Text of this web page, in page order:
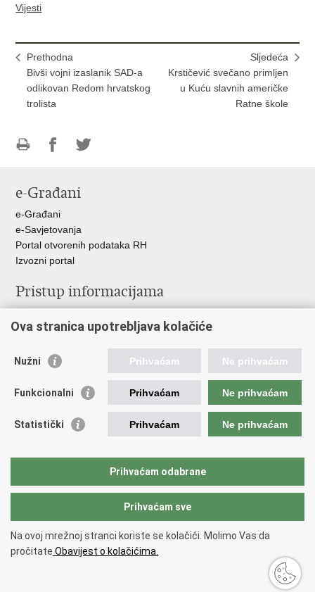
Vijesti
Prethodna
Bivši vojni izaslanik SAD-a
odlikovan Redom hrvatskog
trolista
Sljedeća
Krstičević svečano primljen
u Kuću slavnih američke
Ratne škole
FacebookuTwitteru
e-Građani
e-Građani
e-Savjetovanja
Portal otvorenih podataka RH
Izvozni portal
Pristup informacijama
Izjava o pristupačnosti
Ravnopravnost spolova u MORH-u i OSRH
Važne poveznice
Vlada RH
Hrvatski Sabor
Copyright © 2026 Ministarstvo obrane Republike Hrvatske.
korištenja.
Ova stranica upotrebljava kolačiće
Nužni Prihvaćam Ne prihvaćam
Funkcionalni Prihvaćam Ne prihvaćam
Statistički Prihvaćam Ne prihvaćam
Prihvaćam odabrane
Prihvaćam sve
Na ovoj mrežnoj stranci koriste se kolačići. Molimo Vas da
pročitate Obavijest o kolačićima.